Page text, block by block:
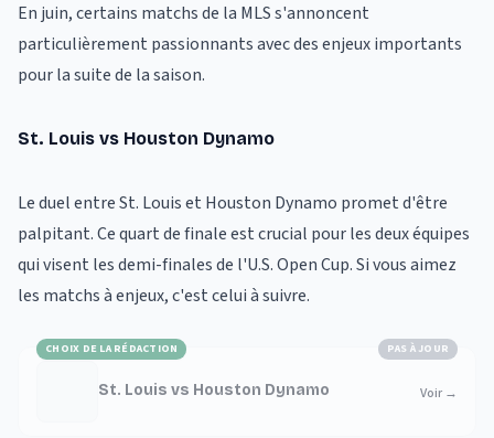
En juin, certains matchs de la MLS s'annoncent
particulièrement passionnants avec des enjeux importants
pour la suite de la saison.
St. Louis vs Houston Dynamo
Le duel entre St. Louis et Houston Dynamo promet d'être
palpitant. Ce quart de finale est crucial pour les deux équipes
qui visent les demi-finales de l'U.S. Open Cup. Si vous aimez
les matchs à enjeux, c'est celui à suivre.
PAS À JOUR
CHOIX DE LA RÉDACTION
St. Louis vs Houston Dynamo Voir →